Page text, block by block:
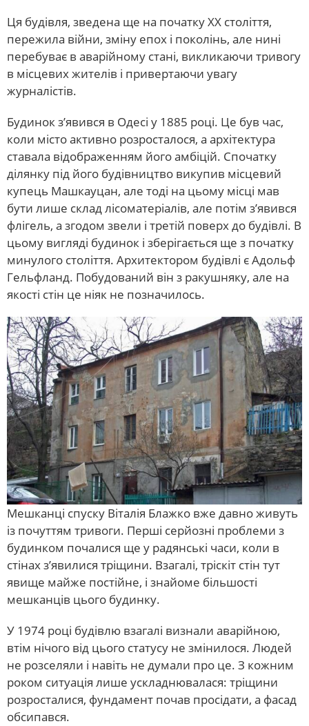
Ця будівля, зведена ще на початку ХХ століття,
пережила війни, зміну епох і поколінь, але нині
перебуває в аварійному стані, викликаючи тривогу
в місцевих жителів і привертаючи увагу
журналістів.
Будинок з’явився в Одесі у 1885 році. Це був час,
коли місто активно розросталося, а архітектура
ставала відображенням його амбіцій. Спочатку
ділянку під його будівництво викупив місцевий
купець Машкауцан, але тоді на цьому місці мав
бути лише склад лісоматеріалів, але потім з’явився
флігель, а згодом звели і третій поверх до будівлі. В
цьому вигляді будинок і зберігається ще з початку
минулого століття. Архитектором будівлі є Адольф
Гельфланд. Побудований він з ракушняку, але на
якості стін це ніяк не позначилось.
Мешканці спуску Віталія Блажко вже давно живуть
із почуттям тривоги. Перші серйозні проблеми з
будинком почалися ще у радянські часи, коли в
стінах з’явилися тріщини. Взагалі, тріскіт стін тут
явище майже постійне, і знайоме більшості
мешканців цього будинку.
У 1974 році будівлю взагалі визнали аварійною,
втім нічого від цього статусу не змінилося. Людей
не розселяли і навіть не думали про це. З кожним
роком ситуація лише ускладнювалася: тріщини
розросталися, фундамент почав просідати, а фасад
обсипався.